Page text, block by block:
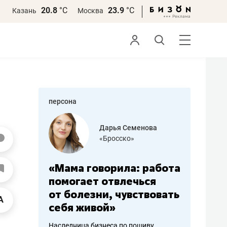
Казань 20.8 °С Москва 23.9 °С
персона
Дарья Семенова
«Бросско»
«Мама говорила: работа
помогает отвлечься
от болезни, чувствовать
себя живой»